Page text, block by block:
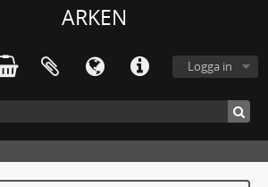
ARKEN
Logga in